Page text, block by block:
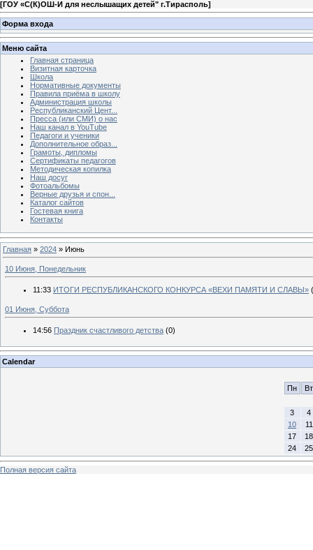
[ГОУ «С(К)ОШ-И для неслышащих детей" г.Тирасполь]
Форма входа
Меню сайта
Главная страница
Визитная карточка
Школа
Нормативные документы
Правила приёма в школу
Администрация школы
Республиканский Цент...
Пресса (или СМИ) о нас
Наш канал в YouTube
Педагоги и ученики
Дополнительное образ...
Грамоты, дипломы
Сертификаты педагогов
Методическая копилка
Наш досуг
Фотоальбомы
Верные друзья и спон...
Каталог сайтов
Гостевая книга
Контакты
Главная » 2024 » Июнь
10 Июня, Понедельник
11:33 ИТОГИ РЕСПУБЛИКАНСКОГО КОНКУРСА «ВЕХИ ПАМЯТИ И СЛАВЫ»
01 Июня, Суббота
14:56 Праздник счастливого детства (0)
Calendar
Пн Вт
3
4
10
11
17
18
24
25
Полная версия сайта